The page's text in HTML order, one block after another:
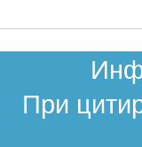
При